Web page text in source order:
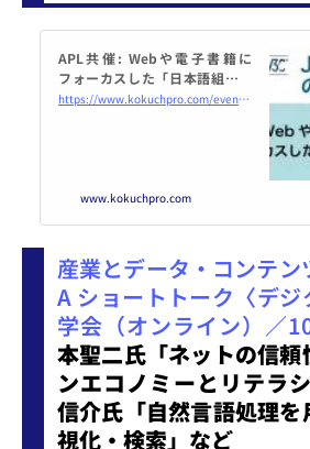
APL共催: Webや電子書籍に
フォーカスした「日本語組版の
要件」の次世代版 JLReq-d 202
https://www.kokuchpro.com/event/20221024/
www.kokuchpro.com
産業とデータ・コンテン
A ショートトーク〈デ
学会（オンライン）／
本聖二氏「ネットの信頼
ンエコノミーとリテラ
信介氏「自然言語処理
視化・検索」など